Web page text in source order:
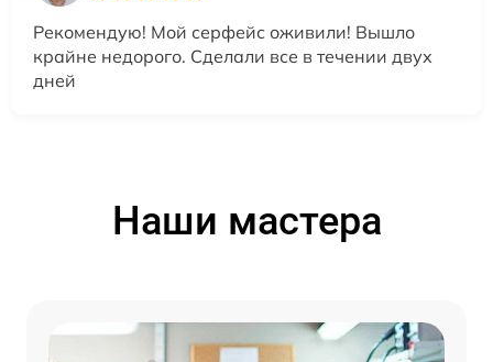
Рекомендую! Мой серфейс оживили! Вышло
крайне недорого. Сделали все в течении двух
дней
Наши мастера